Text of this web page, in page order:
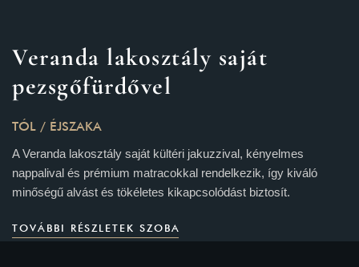
Veranda lakosztály saját
pezsgőfürdővel
TÓL / ÉJSZAKA
A Veranda lakosztály saját kültéri jakuzzival, kényelmes
nappalival és prémium matracokkal rendelkezik, így kiváló
minőségű alvást és tökéletes kikapcsolódást biztosít.
TOVÁBBI RÉSZLETEK SZOBA